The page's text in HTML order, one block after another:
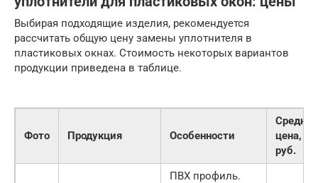
Выбирая подходящие изделия, рекомендуется
рассчитать общую цену замены уплотнителя в
пластиковых окнах. Стоимость некоторых вариантов
продукции приведена в таблице.
Фото Продукция Особенности
Средняя
цена,
руб.
ПВХ профиль.